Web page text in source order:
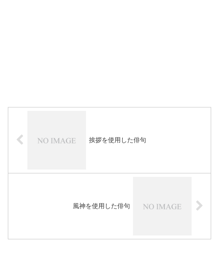
挨拶を使用した俳句
風神を使用した俳句